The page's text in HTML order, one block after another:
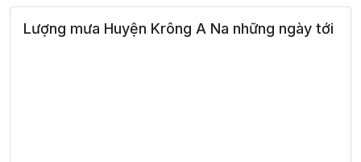
Lượng mưa Huyện Krông A Na những ngày tới